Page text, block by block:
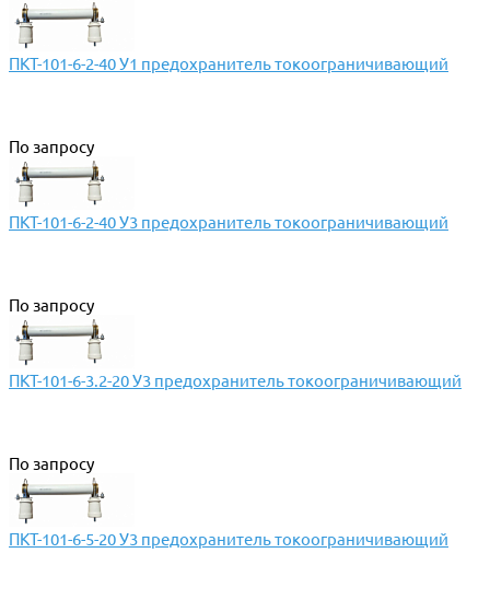
ПКТ-101-6-2-40 У1 предохранитель токоограничивающий
По запросу
ПКТ-101-6-2-40 У3 предохранитель токоограничивающий
По запросу
ПКТ-101-6-3.2-20 У3 предохранитель токоограничивающий
По запросу
ПКТ-101-6-5-20 У3 предохранитель токоограничивающий